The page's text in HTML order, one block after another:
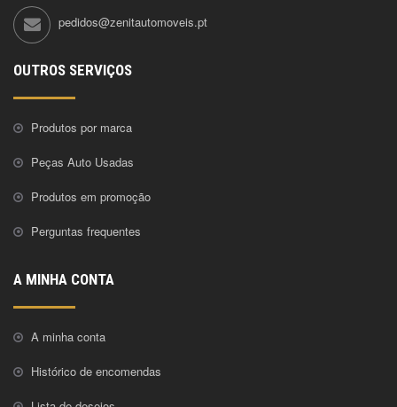
pedidos@zenitautomoveis.pt
OUTROS SERVIÇOS
Produtos por marca
Peças Auto Usadas
Produtos em promoção
Perguntas frequentes
A MINHA CONTA
A minha conta
Histórico de encomendas